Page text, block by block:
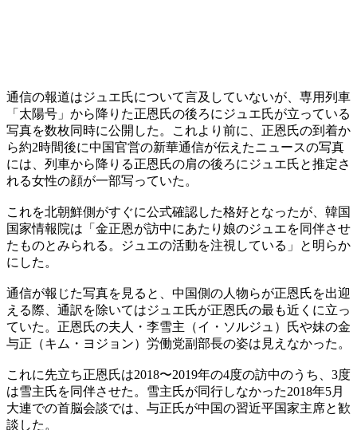
通信の報道はジュエ氏について言及していないが、専用列車
「太陽号」から降りた正恩氏の後ろにジュエ氏が立っている
写真を数枚同時に公開した。これより前に、正恩氏の到着か
ら約2時間後に中国官営の新華通信が伝えたニュースの写真
には、列車から降りる正恩氏の肩の後ろにジュエ氏と推定さ
れる女性の顔が一部写っていた。
これを北朝鮮側がすぐに公式確認した格好となったが、韓国
国家情報院は「金正恩が訪中にあたり娘のジュエを同伴させ
たものとみられる。ジュエの活動を注視している」と明らか
にした。
通信が報じた写真を見ると、中国側の人物らが正恩氏を出迎
える際、通訳を除いてはジュエ氏が正恩氏の最も近くに立っ
ていた。正恩氏の夫人・李雪主（イ・ソルジュ）氏や妹の金
与正（キム・ヨジョン）労働党副部長の姿は見えなかった。
これに先立ち正恩氏は2018〜2019年の4度の訪中のうち、3度
は雪主氏を同伴させた。雪主氏が同行しなかった2018年5月
大連での首脳会談では、与正氏が中国の習近平国家主席と歓
談した。